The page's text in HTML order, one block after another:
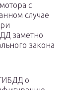
с
случае
заметно
закона
о